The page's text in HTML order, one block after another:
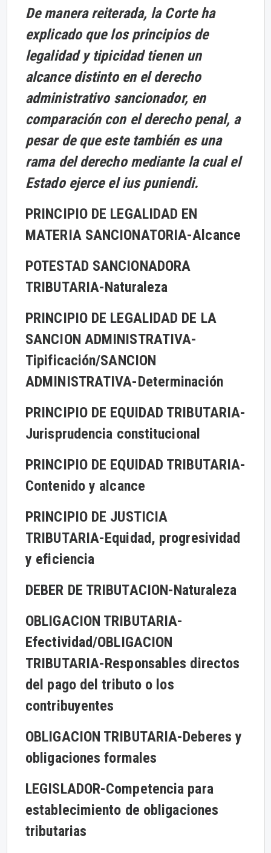
De manera reiterada, la Corte ha
explicado que los principios de
legalidad y tipicidad tienen un
alcance distinto en el derecho
administrativo sancionador, en
comparación con el derecho penal, a
pesar de que este también es una
rama del derecho mediante la cual el
Estado ejerce el ius puniendi.
PRINCIPIO DE LEGALIDAD EN
MATERIA SANCIONATORIA-Alcance
POTESTAD SANCIONADORA
TRIBUTARIA-Naturaleza
PRINCIPIO DE LEGALIDAD DE LA
SANCION ADMINISTRATIVA-
Tipificación/SANCION
ADMINISTRATIVA-Determinación
PRINCIPIO DE EQUIDAD TRIBUTARIA-
Jurisprudencia constitucional
PRINCIPIO DE EQUIDAD TRIBUTARIA-
Contenido y alcance
PRINCIPIO DE JUSTICIA
TRIBUTARIA-Equidad, progresividad
y eficiencia
DEBER DE TRIBUTACION-Naturaleza
OBLIGACION TRIBUTARIA-
Efectividad/OBLIGACION
TRIBUTARIA-Responsables directos
del pago del tributo o los
contribuyentes
OBLIGACION TRIBUTARIA-Deberes y
obligaciones formales
LEGISLADOR-Competencia para
establecimiento de obligaciones
tributarias